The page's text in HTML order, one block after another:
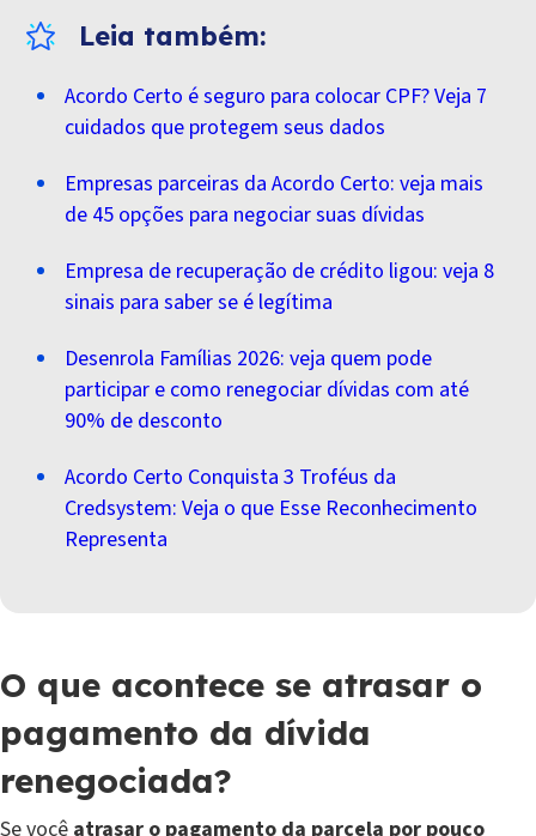
Acordo Certo é seguro para colocar CPF? Veja 7
cuidados que protegem seus dados
Empresas parceiras da Acordo Certo: veja mais
de 45 opções para negociar suas dívidas
Empresa de recuperação de crédito ligou: veja 8
sinais para saber se é legítima
Desenrola Famílias 2026: veja quem pode
participar e como renegociar dívidas com até
90% de desconto
Acordo Certo Conquista 3 Troféus da
Credsystem: Veja o que Esse Reconhecimento
Representa
O que acontece se atrasar o
pagamento da dívida
renegociada?
Se você atrasar o pagamento da parcela por pouco